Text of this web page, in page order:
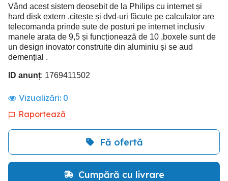
Vând acest sistem deosebit de la Philips cu internet și
hard disk extern ,citește și dvd-uri făcute pe calculator are
telecomanda prinde sute de posturi pe internet inclusiv
manele arata de 9,5 și funcționează de 10 ,boxele sunt de
un design inovator construite din aluminiu și se aud
demențial .
ID anunț: 1769411502
Vizualizări: 0
Raportează
Fă ofertă
Cumpără cu livrare